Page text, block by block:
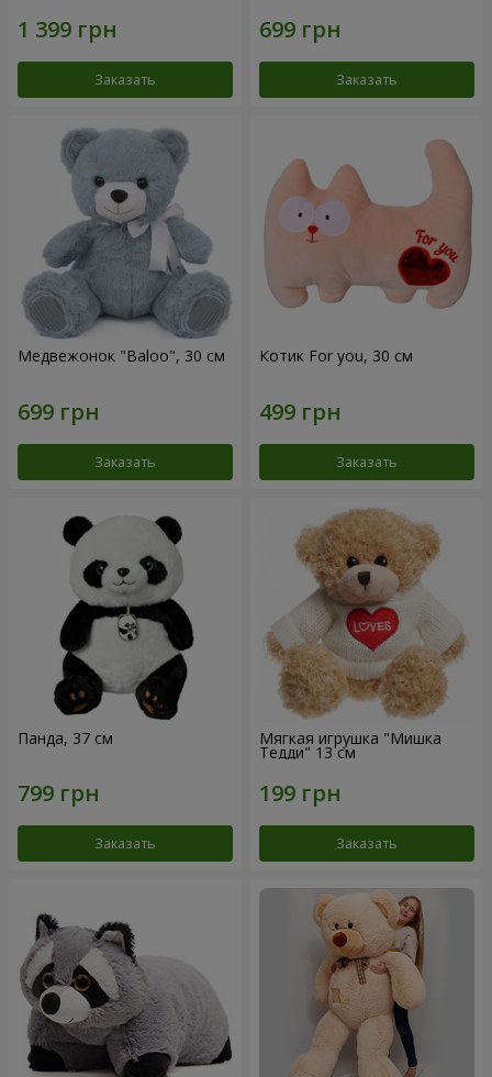
Заказать Заказать
Медвежонок "Baloo", 30 см
Заказать
Котик For you, 30 см
Заказать
Панда, 37 см
Заказать
Мягкая игрушка "Мишка
Тедди" 13 см
Заказать